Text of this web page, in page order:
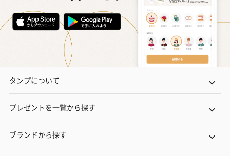
タンプについて
プレゼントを一覧から探す
ブランドから探す